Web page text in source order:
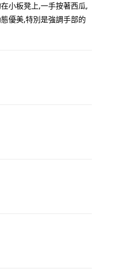
小板凳上,一手按著西瓜,
優美,特別是強調手部的